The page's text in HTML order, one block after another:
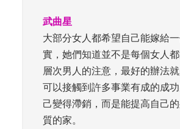
武曲星
大部分女人都希望自己能嫁給
實，她們知道並不是每個女人
層次男人的注意，最好的辦法
可以接觸到許多事業有成的成
己變得滯銷，而是能提高自己
質的家。